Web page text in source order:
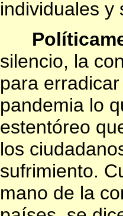
individuales y
silencio, la
para
pandemia lo
estentóreo
los
sufrimiento.
mano de la